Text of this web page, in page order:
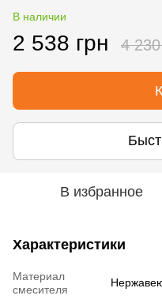
В наличии
2 538 грн 4
В избранное
Характеристики
Материал
смесителя